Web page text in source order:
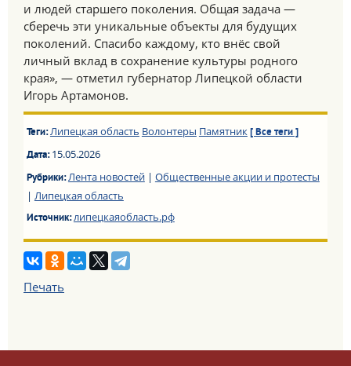
и людей старшего поколения. Общая задача —
сберечь эти уникальные объекты для будущих
поколений. Спасибо каждому, кто внёс свой
личный вклад в сохранение культуры родного
края», — отметил губернатор Липецкой области
Игорь Артамонов.
Теги:Липецкая область Волонтеры Памятник [ Все теги ]
Дата:15.05.2026
Рубрики:Лента новостей| Общественные акции и протесты
| Липецкая область
Источник:липецкаяобласть.рф
Печать